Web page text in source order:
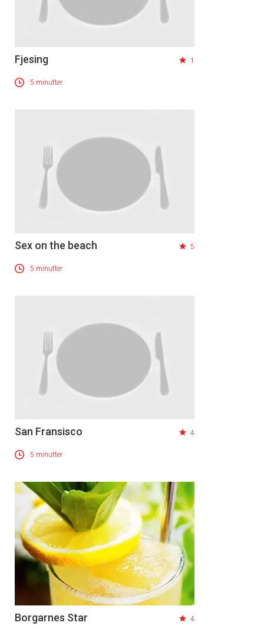
Fjesing 1
5 minutter
Sex on the beach 5
5 minutter
San Fransisco 4
5 minutter
Borgarnes Star 4